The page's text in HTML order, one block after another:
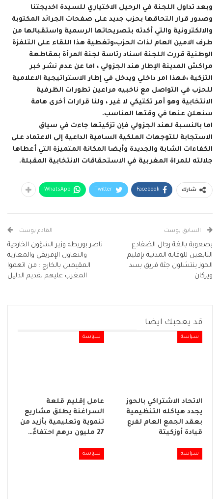
وبعد تداول اللجنة في الرحيل الاختياري للسيدة اخديجتنا
وصدور قرار التحاقها بحزب جديد على صفحات الجرائد المكتوبة
والالكترونية والتي أكدته بتصريحاتها الرسمية واستقبالها من
طرف الامين العام لذات الحزب،وتغطية هذا اللقاء على التلفزة
الوطنية قررت اللجنة اسناد رئاسة لجنة المرأة بمقاطعة
مراكش المدينة الإطار هند الجزولي ، اما عن عدم نشر خبر
التزكية ،فهذا امر داخلي ويدخل في إطار الاستراتيجية الاعلامية
للحزب في التواصل مع ناخبيه مراعين تطورات الظرفية
الانتخابية وهو أمر تكتيكي لا غير ، ولنا قرارات أخرى هامة
سنعلن عنها في وقتها المناسب.
اما بالنسبة لهند الجزولي فإن تزكيتها جاءت في سياق
الاستجابة للتوجهات الملكية السامية الداعية إلى الاعتماد على
الكفاءات الشابة والجديدة وأيضا المكانة المتميزة التي أعطاها
جلالته للمراة المغربية في الاستحقاقات الانتخابية المقبلة.
شارك Facebook
Twitter
WhatsApp
السابق بوست
بصعوبة بالغة رجال الضفادع
التابعين للوقاية المدنية بإقليم
الحوز ينتشلون جثة فريق بسد
ويركان
القادم بوست
ناصر بوريطة وزير الشؤون الخارجية
والتعاون الإفريقي والمغاربة
المقيمين بالخارج : من اتهموا
المغرب عليهم تقديم الدليل
قد يعجبك ايضا
سياسة
الاتحاد الاشتراكي بالحوز
يجدد هياكله التنظيمية
بعقد الجمع العام لفرع
قيادة أوزكيتة
سياسة
عامل إقليم قلعة
السراغنة يطلق مشاريع
تنموية وتعليمية بأزيد من
27 مليون درهم احتفاءً…
سياسة سياسة